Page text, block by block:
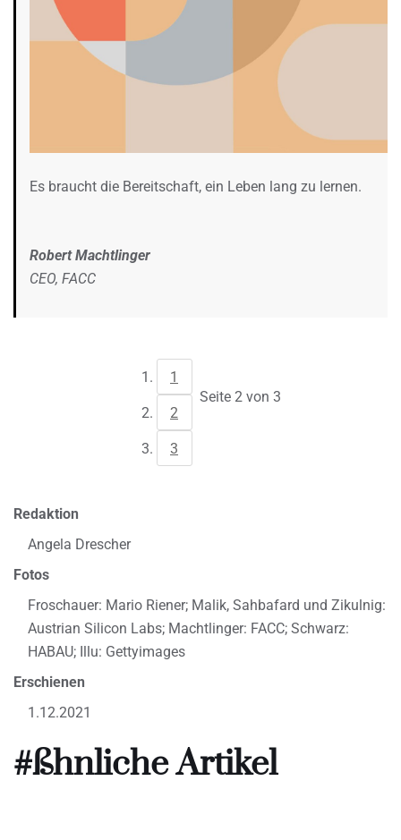
Es braucht die Bereitschaft, ein Leben lang zu lernen.
Robert Machtlinger
CEO, FACC
1
2
3
Seite 2 von 3
Redaktion
Angela Drescher
Fotos
Froschauer: Mario Riener; Malik, Sahbafard und Zikulnig:
Austrian Silicon Labs; Machtlinger: FACC; Schwarz:
HABAU; Illu: Gettyimages
Erschienen
1.12.2021
#ßhnliche Artikel